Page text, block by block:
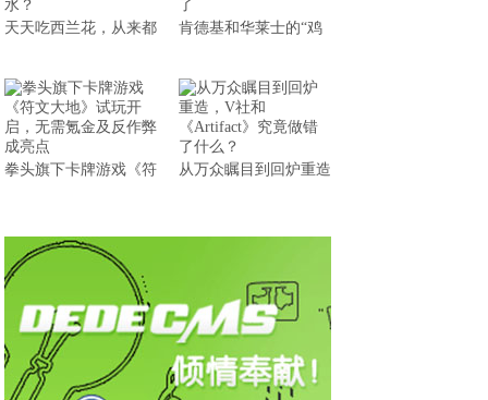
天天吃西兰花，从来都 肯德基和华莱士的“鸡
拳头旗下卡牌游戏《符 从万众瞩目到回炉重造